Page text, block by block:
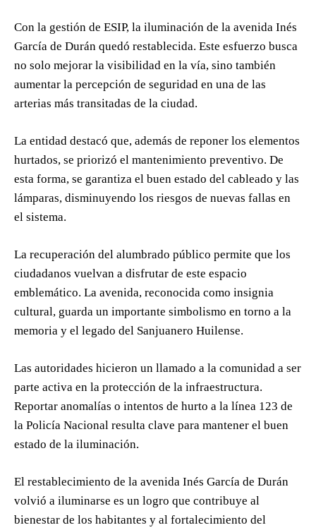
Con la gestión de ESIP, la iluminación de la avenida Inés
García de Durán quedó restablecida. Este esfuerzo busca
no solo mejorar la visibilidad en la vía, sino también
aumentar la percepción de seguridad en una de las
arterias más transitadas de la ciudad.
La entidad destacó que, además de reponer los elementos
hurtados, se priorizó el mantenimiento preventivo. De
esta forma, se garantiza el buen estado del cableado y las
lámparas, disminuyendo los riesgos de nuevas fallas en
el sistema.
La recuperación del alumbrado público permite que los
ciudadanos vuelvan a disfrutar de este espacio
emblemático. La avenida, reconocida como insignia
cultural, guarda un importante simbolismo en torno a la
memoria y el legado del Sanjuanero Huilense.
Las autoridades hicieron un llamado a la comunidad a ser
parte activa en la protección de la infraestructura.
Reportar anomalías o intentos de hurto a la línea 123 de
la Policía Nacional resulta clave para mantener el buen
estado de la iluminación.
El restablecimiento de la avenida Inés García de Durán
volvió a iluminarse es un logro que contribuye al
bienestar de los habitantes y al fortalecimiento del